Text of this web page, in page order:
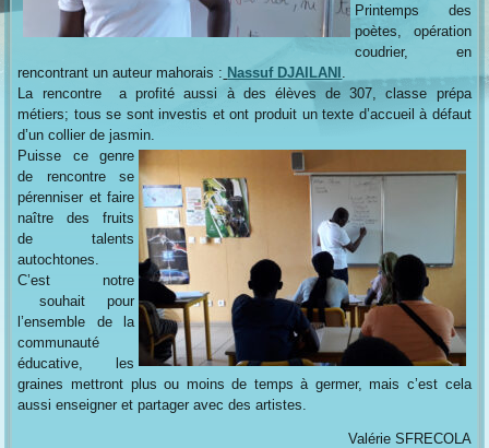
Printemps des
poètes, opération
coudrier, en
rencontrant un auteur mahorais : Nassuf DJAILANI
La rencontre a profité aussi à des élèves de 307, classe prépa
métiers; tous se sont investis et ont produit un texte d’accueil à défaut
d’un collier de jasmin.
Puisse ce genre
de rencontre se
pérenniser et faire
naître des fruits
de talents
autochtones.
C’est notre
souhait pour
l’ensemble de la
communauté
éducative, les
graines mettront plus ou moins de temps à germer, mais c’est cela
aussi enseigner et partager avec des artistes.
Valérie SFRECOLA